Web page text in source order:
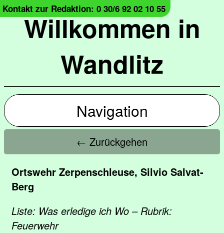
Willkommen in
Wandlitz
Kontakt zur Redaktion: 0 30/6 92 02 10 55
Navigation
← Zurückgehen
Ortswehr Zerpenschleuse, Silvio Salvat-
Berg
Liste: Was erledige ich Wo – Rubrik:
Feuerwehr